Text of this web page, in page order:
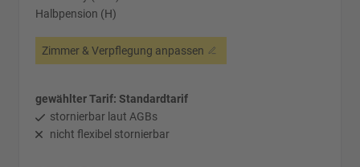
Halbpension (H)
Zimmer & Verpflegung anpassen
gewählter Tarif: Standardtarif
stornierbar laut AGBs
nicht flexibel stornierbar